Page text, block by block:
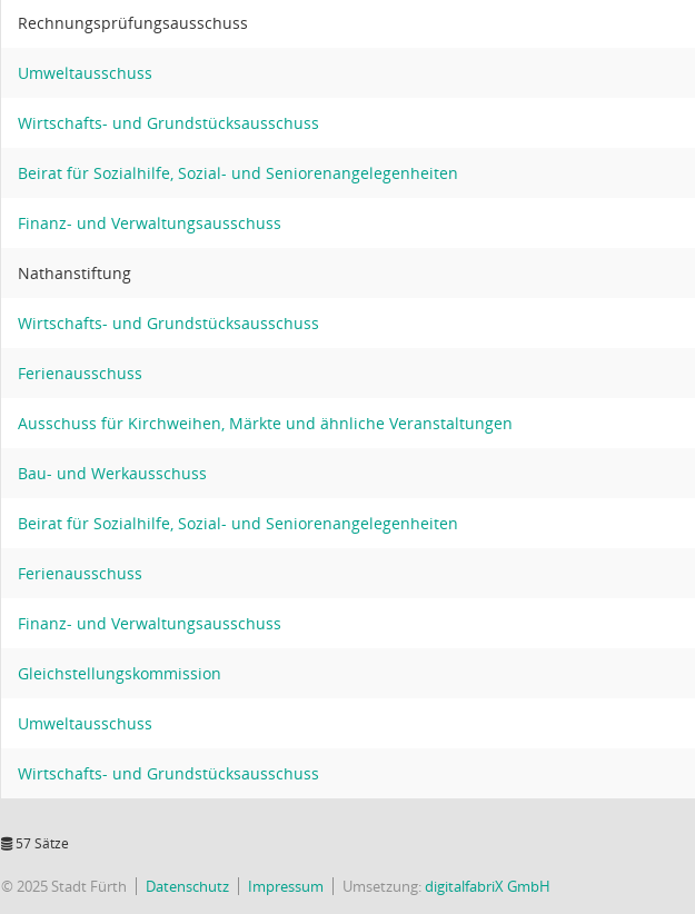
Rechnungsprüfungsausschuss
Umweltausschuss
Wirtschafts- und Grundstücksausschuss
Beirat für Sozialhilfe, Sozial- und Seniorenangelegenheiten
Finanz- und Verwaltungsausschuss
Nathanstiftung
Wirtschafts- und Grundstücksausschuss
Ferienausschuss
Ausschuss für Kirchweihen, Märkte und ähnliche Veranstaltungen
Bau- und Werkausschuss
Beirat für Sozialhilfe, Sozial- und Seniorenangelegenheiten
Ferienausschuss
Finanz- und Verwaltungsausschuss
Gleichstellungskommission
Umweltausschuss
Wirtschafts- und Grundstücksausschuss
57 Sätze
© 2025 Stadt Fürth Datenschutz Impressum Umsetzung:digitalfabriX GmbH